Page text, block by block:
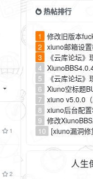
1
2
热帖排行
1
修改旧版本fuck、c_tinymce插件的
2 xiuno邮箱设置教程，使
3
《云库论坛》现代化自
4 XiunoBBS4.0.4主程序下
5
《云库论坛》现代化自适
6 Xiuno空标题BUG修
7 xiuno v5.0.0（
8 xiuno后台配置SMTP后
9 修改XiunoBBS发帖
10 [xiuno漏洞修复]访问控制
人生